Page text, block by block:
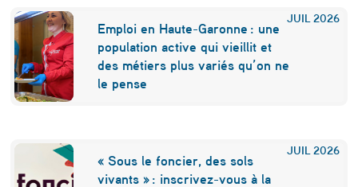
é
m
a
l
r
é
JUIL 2026
Emploi en Haute-Garonne : une
population active qui vieillit et
des métiers plus variés qu’on ne
le pense
JUIL 2026
« Sous le foncier, des sols
vivants » : inscrivez-vous à la